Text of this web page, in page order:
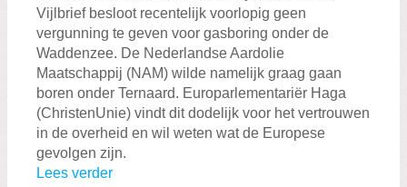
Vijlbrief besloot recentelijk voorlopig geen
vergunning te geven voor gasboring onder de
Waddenzee. De Nederlandse Aardolie
Maatschappij (NAM) wilde namelijk graag gaan
boren onder Ternaard. Europarlementariër Haga
(ChristenUnie) vindt dit dodelijk voor het vertrouwen
in de overheid en wil weten wat de Europese
gevolgen zijn.
Lees verder